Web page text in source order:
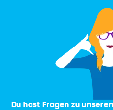
Du hast Fragen zu